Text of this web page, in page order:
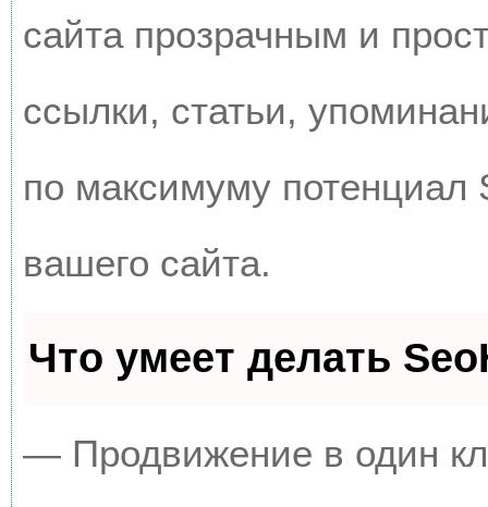
сайта прозрачным и
ссылки, статьи,
по максимуму потенциал
вашего сайта.
Что умеет делать
— Продвижение в один